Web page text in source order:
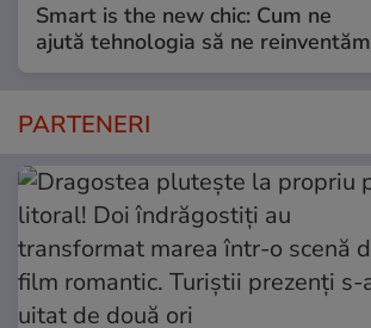
Smart is the new chic: Cum ne
ajută tehnologia să ne reinventăm
PARTENERI